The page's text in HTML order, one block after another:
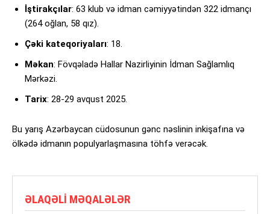
İştirakçılar: 63 klub və idman cəmiyyətindən 322 idmançı
(264 oğlan, 58 qız).
Çəki kateqoriyaları: 18.
Məkan: Fövqəladə Hallar Nazirliyinin İdman Sağlamlıq
Mərkəzi.
Tarix: 28-29 avqust 2025.
Bu yarış Azərbaycan cüdosunun gənc nəslinin inkişafına və
ölkədə idmanın populyarlaşmasına töhfə verəcək.
ƏLAQƏLI MƏQALƏLƏR